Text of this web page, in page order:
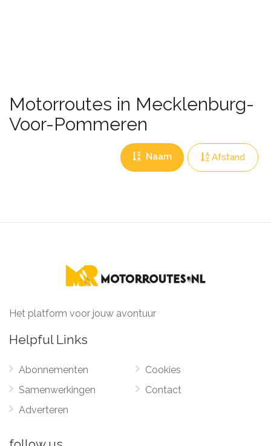
Motorroutes in Mecklenburg-
Voor-Pommeren
Naam Afstand
Het platform voor jouw avontuur
Helpful Links
Abonnementen
Samenwerkingen
Adverteren
Cookies
Contact